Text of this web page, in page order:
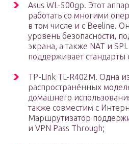
Asus WL-500gp. Этот
работать со многими
в том числе и с Beeline.
уровень безопасности,
экрана, а также NAT и
поддерживает стандарты
TP-Link TL-R402M. Одна
распространённых
домашнего
также совместим с
Маршрутизатор
и VPN Pass Through;